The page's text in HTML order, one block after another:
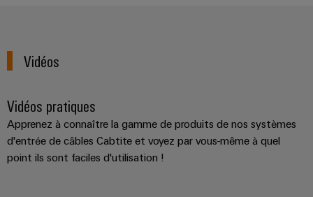
Vidéos
Vidéos pratiques
Apprenez à connaître la gamme de produits de nos systèmes
d'entrée de câbles Cabtite et voyez par vous-même à quel
point ils sont faciles d'utilisation !